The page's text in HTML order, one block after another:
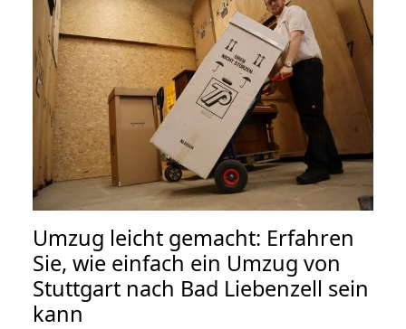
Umzug leicht gemacht: Erfahren
Sie, wie einfach ein Umzug von
Stuttgart nach Bad Liebenzell sein
kann